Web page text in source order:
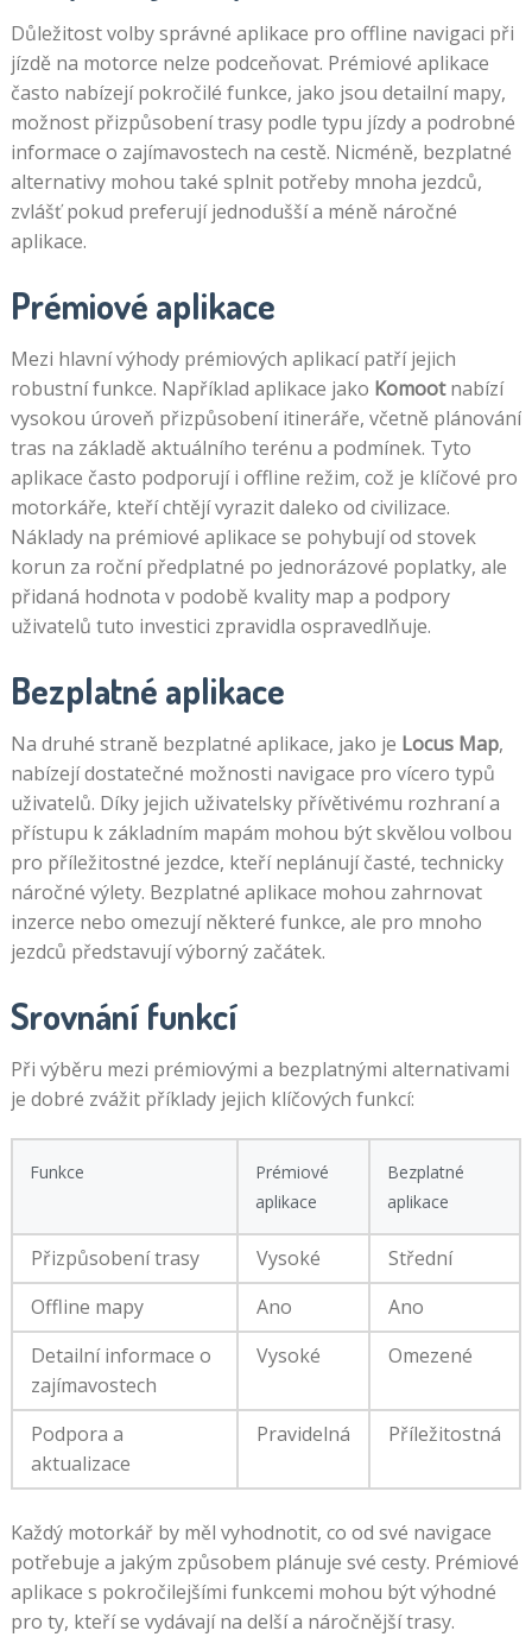
Důležitost volby správné aplikace pro offline navigaci při
jízdě na motorce nelze podceňovat. Prémiové aplikace
často nabízejí pokročilé funkce, jako jsou detailní mapy,
možnost přizpůsobení trasy podle typu jízdy a podrobné
informace o zajímavostech na cestě. Nicméně, bezplatné
alternativy mohou také splnit potřeby mnoha jezdců,
zvlášť pokud preferují jednodušší a méně náročné
aplikace.
Prémiové aplikace
Mezi hlavní výhody prémiových aplikací patří jejich
robustní funkce. Například aplikace jako Komootnabízí
vysokou úroveň přizpůsobení itineráře, včetně plánování
tras na základě aktuálního terénu a podmínek. Tyto
aplikace často podporují i offline režim, což je klíčové pro
motorkáře, kteří chtějí vyrazit daleko od civilizace.
Náklady na prémiové aplikace se pohybují od stovek
korun za roční předplatné po jednorázové poplatky, ale
přidaná hodnota v podobě kvality map a podpory
uživatelů tuto investici zpravidla ospravedlňuje.
Bezplatné aplikace
Na druhé straně bezplatné aplikace, jako je Locus Map,
nabízejí dostatečné možnosti navigace pro vícero typů
uživatelů. Díky jejich uživatelsky přívětivému rozhraní a
přístupu k základním mapám mohou být skvělou volbou
pro příležitostné jezdce, kteří neplánují časté, technicky
náročné výlety. Bezplatné aplikace mohou zahrnovat
inzerce nebo omezují některé funkce, ale pro mnoho
jezdců představují výborný začátek.
Srovnání funkcí
Při výběru mezi prémiovými a bezplatnými alternativami
je dobré zvážit příklady jejich klíčových funkcí:
Funkce
Prémiové
aplikace
Bezplatné
aplikace
Přizpůsobení trasy Vysoké
Střední
Offline mapy
Ano
Ano
Detailní informace o
zajímavostech
Vysoké Omezené
Podpora a
aktualizace
Pravidelná Příležitostná
Každý motorkář by měl vyhodnotit, co od své navigace
potřebuje a jakým způsobem plánuje své cesty. Prémiové
aplikace s pokročilejšími funkcemi mohou být výhodné
pro ty, kteří se vydávají na delší a náročnější trasy.